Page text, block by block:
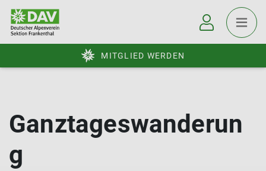
MITGLIED WERDEN
Ganztageswanderun
g